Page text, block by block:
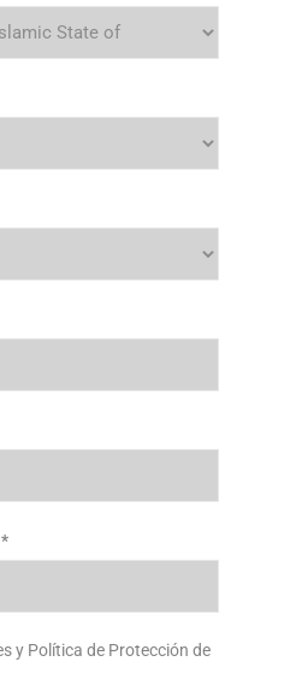
y Política de Protección de